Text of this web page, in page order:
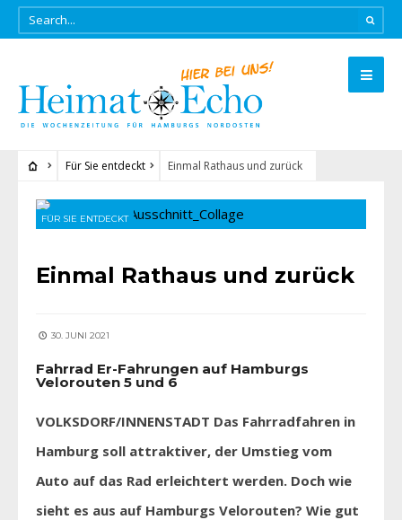
Für Sie entdeckt Einmal Rathaus und zurück
FÜR SIE ENTDECKT
Einmal Rathaus und zurück
30. JUNI 2021
Fahrrad Er-Fahrungen auf Hamburgs
Velorouten 5 und 6
VOLKSDORF/INNENSTADT Das Fahrradfahren in
Hamburg soll attraktiver, der Umstieg vom
Auto auf das Rad erleichtert werden. Doch wie
sieht es aus auf Hamburgs Velorouten? Wie gut